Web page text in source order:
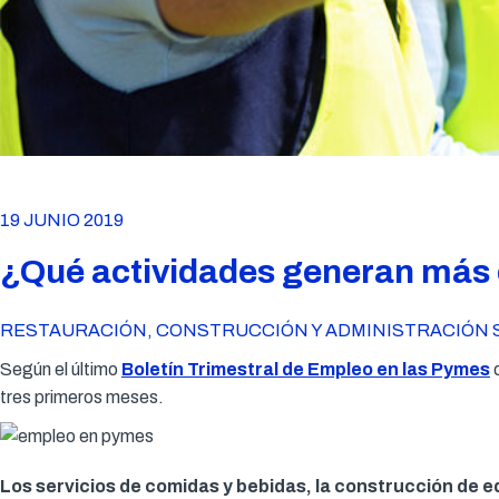
19 JUNIO 2019
¿Qué actividades generan
RESTAURACIÓN, CONSTRUCCIÓN Y ADMINISTRACIÓN
Según el último Boletín Trimestral de Empleo en las Pymes
tres primeros meses.
Los servicios de comidas y bebidas, la construcción de